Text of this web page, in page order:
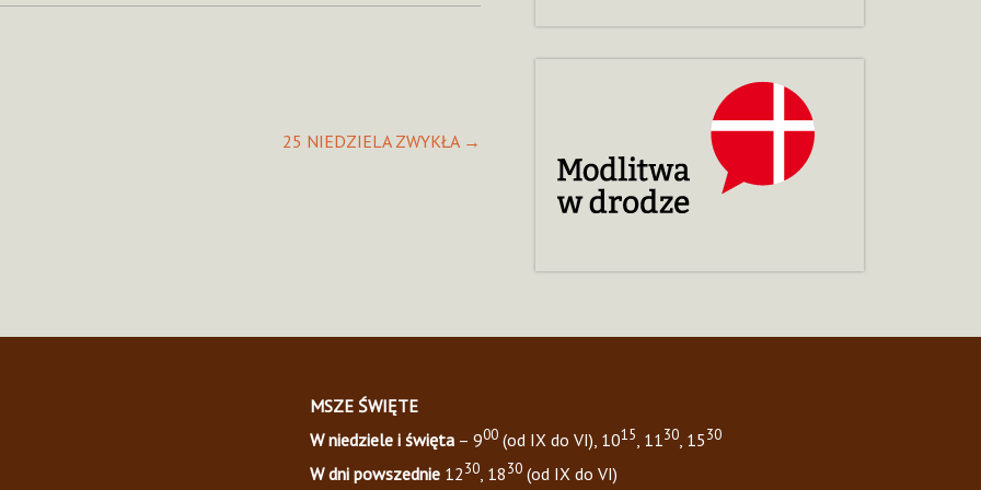
25 NIEDZIELA ZWYKŁA →
MSZE ŚWIĘTE
W niedziele i święta– 900(od IX do VI), 1015, 1130, 1530
W dni powszednie 1230, 1830(od IX do VI)